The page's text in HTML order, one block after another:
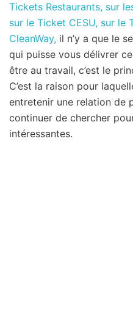
Tickets Restaurants, sur
sur le Ticket CESU, sur le
CleanWay, il n’y a que le
qui puisse vous délivrer
être au travail, c’est le
C’est la raison pour
entretenir une relation de
continuer de chercher
intéressantes.